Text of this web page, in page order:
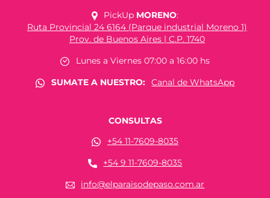
PickUp MORENO:
Ruta Provincial 24 6164 (Parque industrial Moreno 1)
Prov. de Buenos Aires | C.P. 1740
Lunes a Viernes 07:00 a 16:00 hs
SUMATE A NUESTRO:
Canal de WhatsApp
CONSULTAS
+54 11-7609-8035
+54 9 11-7609-8035
info@elparaisodepaso.com.ar